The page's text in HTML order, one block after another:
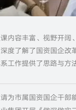
内容丰富、视野开
度了解了国资国企改
工作提供了思路与方
为市属国资国企干部